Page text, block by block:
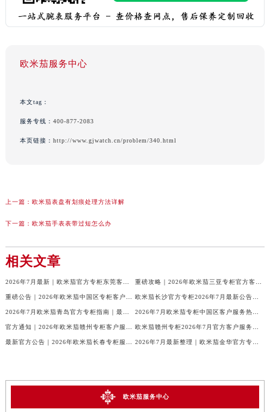
欧米茄服务中心
本文tag：
服务专线： 400-877-2083
本页链接： http://www.gjwatch.cn/problem/340.html
上一篇： 欧米茄表盘有划痕处理方法详解
下一篇： 欧米茄手表表带过短怎么办
相关文章
欧米茄服务中心